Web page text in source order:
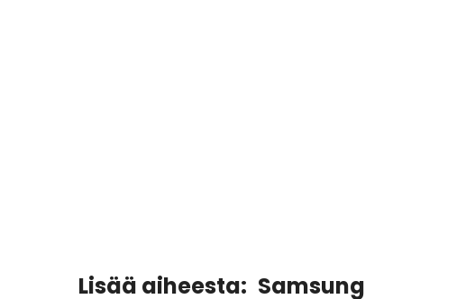
Lisää aiheesta: Samsung